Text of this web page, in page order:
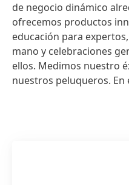
de negocio dinámico
ofrecemos productos
educación para
mano y celebraciones
ellos. Medimos nuestro
nuestros peluqueros.